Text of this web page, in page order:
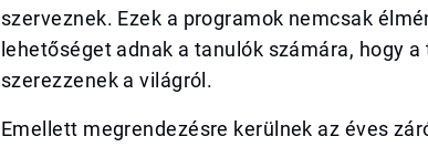
szerveznek. Ezek a programok nemcsak
lehetőséget adnak a tanulók számára, hogy
szerezzenek a világról.
Emellett megrendezésre kerülnek az éves